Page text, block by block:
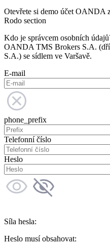
Otevřete si demo účet OANDA
Rodo section
Kdo je správcem osobních
OANDA TMS Brokers S.A.
S.A.) se sídlem ve Varšavě.
E-mail
phone_prefix
Telefonní číslo
Heslo
Síla hesla:
Heslo musí obsahovat: